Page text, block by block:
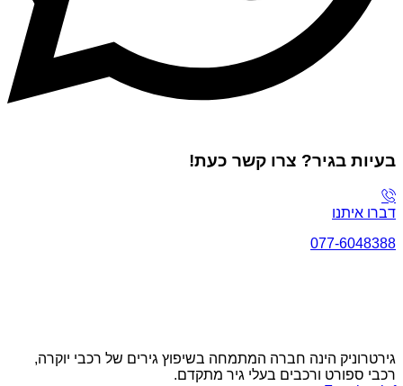
בעיות בגיר? צרו קשר כעת!
דברו איתנו
077-6048388
גירטרוניק הינה חברה המתמחה בשיפוץ גירים של רכבי יוקרה,
רכבי ספורט ורכבים בעלי גיר מתקדם.